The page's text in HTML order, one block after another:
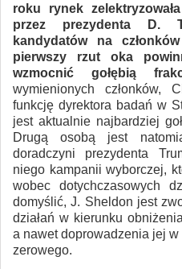
roku rynek
przez prezydenta D.
kandydatów na
pierwszy rzut oka
wzmocnić gołębią
wymienionych członków,
funkcję dyrektora badań w
jest aktualnie najbardziej
Drugą osobą jest
doradczyni prezydenta
niego kampanii wyborczej,
wobec dotychczasowych
domyślić, J. Sheldon jest
działań w kierunku
a nawet doprowadzenia jej
zerowego.